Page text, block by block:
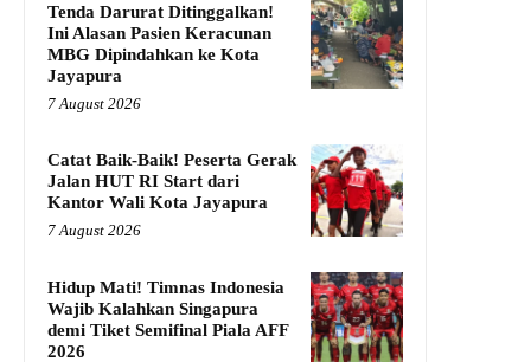
Tenda Darurat Ditinggalkan!
Ini Alasan Pasien Keracunan
MBG Dipindahkan ke Kota
Jayapura
7 August 2026
Catat Baik-Baik! Peserta Gerak
Jalan HUT RI Start dari
Kantor Wali Kota Jayapura
7 August 2026
Hidup Mati! Timnas Indonesia
Wajib Kalahkan Singapura
demi Tiket Semifinal Piala AFF
2026